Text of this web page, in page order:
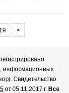
19 >
информационных
Свидетельство
от 05.11.2017 г.Все